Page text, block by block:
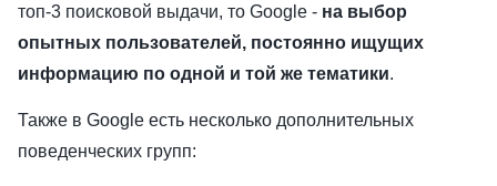
топ-3 поисковой выдачи, то Google - на выбор
опытных пользователей, постоянно ищущих
информацию по одной и той же тематики.
Также в Google есть несколько дополнительных
поведенческих групп: